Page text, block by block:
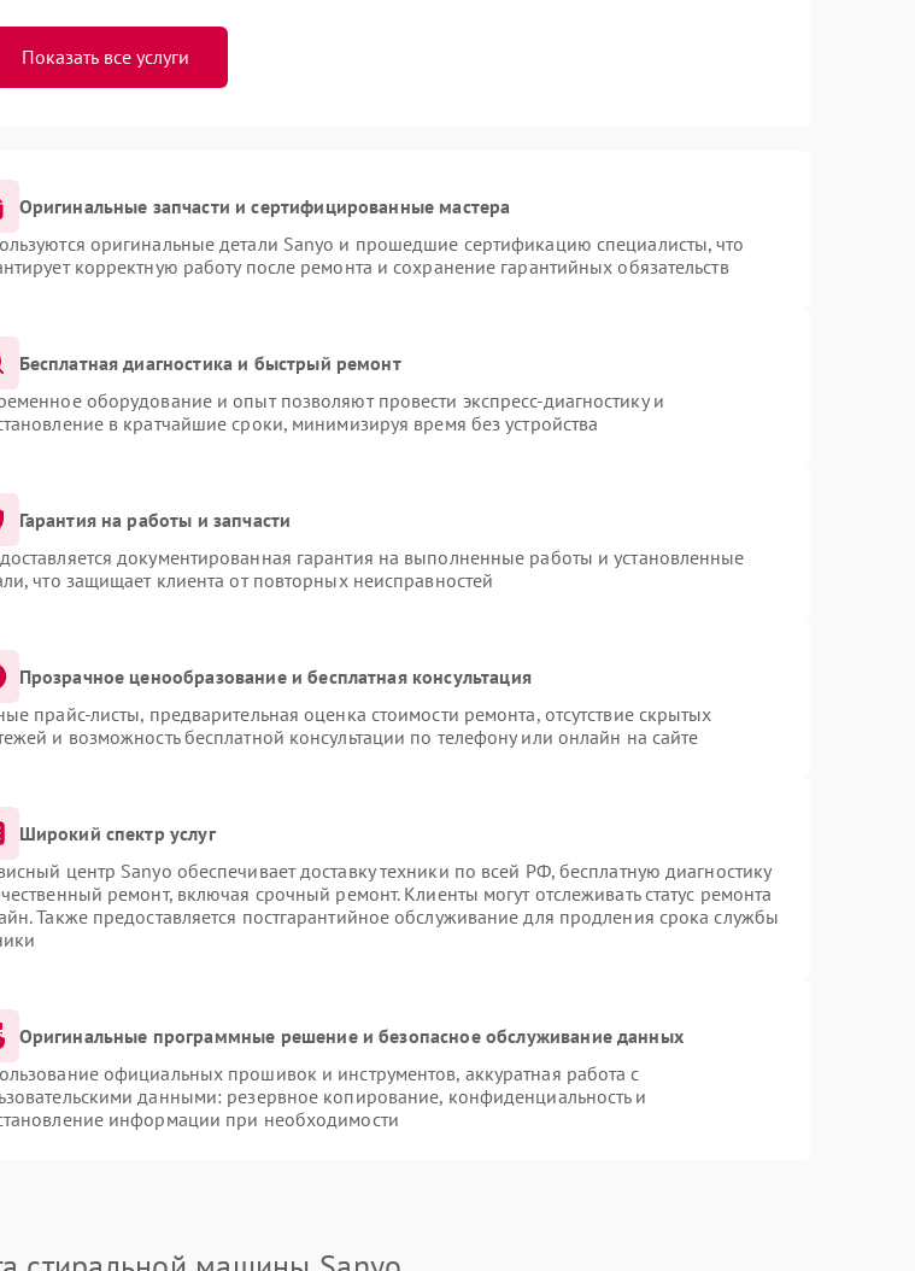
Показать все услуги
Оригинальные запчасти и сертифицированные мастера
оригинальные детали Sanyo и прошедшие сертификацию специалисты, что
корректную работу после ремонта и сохранение гарантийных обязательств
Бесплатная диагностика и быстрый ремонт
оборудование и опыт позволяют провести экспресс-диагностику и
в кратчайшие сроки, минимизируя время без устройства
Гарантия на работы и запчасти
документированная гарантия на выполненные работы и установленные
что защищает клиента от повторных неисправностей
Прозрачное ценообразование и бесплатная консультация
прайс-листы, предварительная оценка стоимости ремонта, отсутствие скрытых
и возможность бесплатной консультации по телефону или онлайн на сайте
Широкий спектр услуг
центр Sanyo обеспечивает доставку техники по всей РФ, бесплатную диагностику
ремонт, включая срочный ремонт. Клиенты могут отслеживать статус ремонта
Также предоставляется постгарантийное обслуживание для продления срока службы
Оригинальные программные решение и безопасное обслуживание данных
официальных прошивок и инструментов, аккуратная работа с
данными: резервное копирование, конфиденциальность и
информации при необходимости